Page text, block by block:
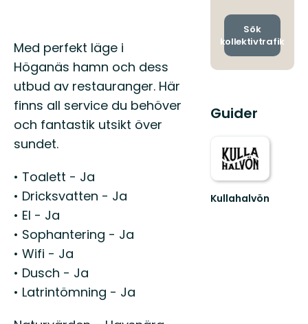
Beskrivning
Med perfekt läge i
Höganäs hamn och dess
utbud av restauranger. Här
finns all service du behöver
och fantastik utsikt över
sundet.
• Toalett - Ja
• Dricksvatten - Ja
• El - Ja
• Sophantering - Ja
• Wifi - Ja
• Dusch - Ja
• Latrintömning - Ja
och
Sök
kollektivtrafik
Guider
Kullahalvön